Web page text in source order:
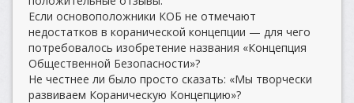
Если основоположники КОБ не отмечают
недостатков в коранической концепции — для чего
потребовалось изобретение названия «Концепция
Общественной Безопасности»?
Не честнее ли было просто сказать: «Мы творчески
развиваем Кораническую Концепцию»?